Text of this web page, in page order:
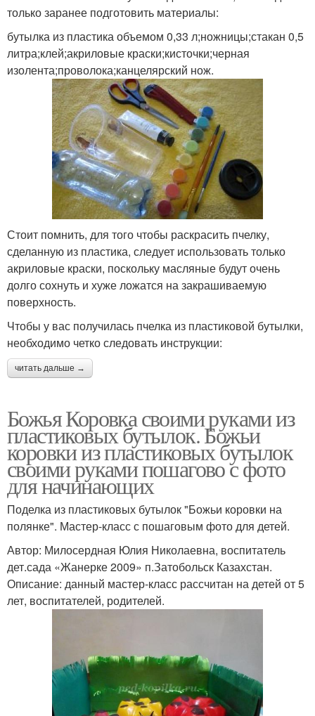
только заранее подготовить материалы:
бутылка из пластика объемом 0,33 л;ножницы;стакан 0,5
литра;клей;акриловые краски;кисточки;черная
изолента;проволока;канцелярский нож.
Стоит помнить, для того чтобы раскрасить пчелку,
сделанную из пластика, следует использовать только
акриловые краски, поскольку масляные будут очень
долго сохнуть и хуже ложатся на закрашиваемую
поверхность.
Чтобы у вас получилась пчелка из пластиковой бутылки,
необходимо четко следовать инструкции:
читать дальше →
Божья Коровка своими руками из
пластиковых бутылок. Божьи
коровки из пластиковых бутылок
своими руками пошагово с фото
для начинающих
Поделка из пластиковых бутылок "Божьи коровки на
полянке". Мастер-класс с пошаговым фото для детей.
Автор: Милосердная Юлия Николаевна, воспитатель
дет.сада «Жанерке 2009» п.Затобольск Казахстан.
Описание: данный мастер-класс рассчитан на детей от 5
лет, воспитателей, родителей.